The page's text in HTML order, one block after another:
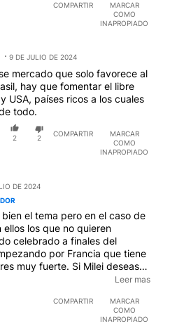
COMPARTIR
MARCAR
COMO
INAPROPIADO
9 DE JULIO DE 2024
mercado que solo favorece al
hay que fomentar el libre
USA, países ricos a los cuales
todo.
2 2
COMPARTIR
MARCAR
COMO
INAPROPIADO
DE 2024
el tema pero en el caso de
ellos los que no quieren
celebrado a finales del
por Francia que tiene
muy fuerte. Si Milei desease
y unirse como socio extra-
de unanimidad de los 27
Leer mas
COMPARTIR
MARCAR
COMO
INAPROPIADO